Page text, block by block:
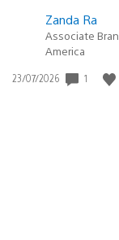
Zanda Ra
Associate
America
Fecha
23/07/2026 1